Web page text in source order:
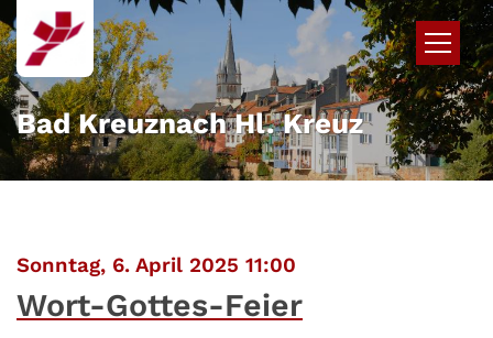
Zum Inhalt springen
Bad Kreuznach Hl. Kreuz
Sonntag, 6. April 2025 11:00
Wort-Gottes-Feier